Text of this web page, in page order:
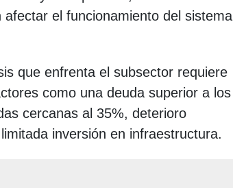
el funcionamiento del sistema
que enfrenta el subsector requiere
como una deuda superior a los
cercanas al 35%, deterioro
inversión en infraestructura.